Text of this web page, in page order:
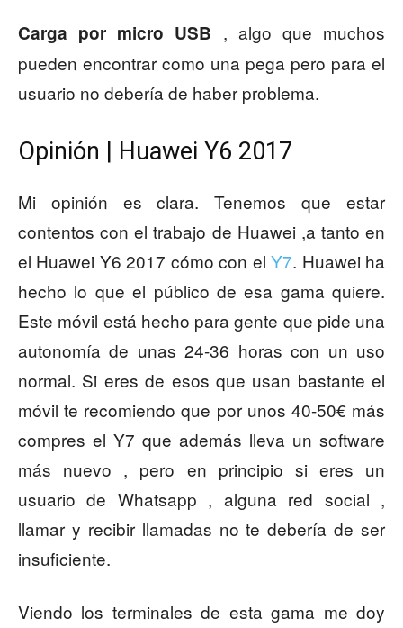
Carga por micro USB , algo que muchos
pueden encontrar como una pega pero para el
usuario no debería de haber problema.
Opinión | Huawei Y6 2017
Mi opinión es clara. Tenemos que estar
contentos con el trabajo de Huawei ,a tanto en
el Huawei Y6 2017 cómo con elY7. Huawei ha
hecho lo que el público de esa gama quiere.
Este móvil está hecho para gente que pide una
autonomía de unas 24-36 horas con un uso
normal. Si eres de esos que usan bastante el
móvil te recomiendo que por unos 40-50€ más
compres el Y7 que además lleva un software
más nuevo , pero en principio si eres un
usuario de Whatsapp , alguna red social ,
llamar y recibir llamadas no te debería de ser
insuficiente.
Viendo los terminales de esta gama me doy